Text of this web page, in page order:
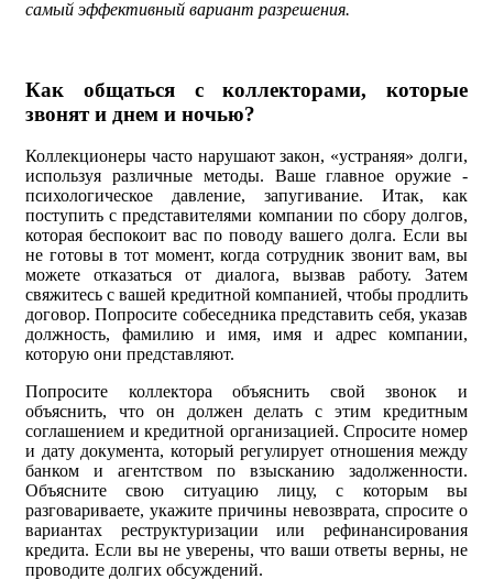
самый эффективный вариант разрешения.
Как общаться с коллекторами, которые
звонят и днем и ночью?
Коллекционеры часто нарушают закон, «устраняя» долги,
используя различные методы. Ваше главное оружие -
психологическое давление, запугивание. Итак, как
поступить с представителями компании по сбору долгов,
которая беспокоит вас по поводу вашего долга. Если вы
не готовы в тот момент, когда сотрудник звонит вам, вы
можете отказаться от диалога, вызвав работу. Затем
свяжитесь с вашей кредитной компанией, чтобы продлить
договор. Попросите собеседника представить себя, указав
должность, фамилию и имя, имя и адрес компании,
которую они представляют.
Попросите коллектора объяснить свой звонок и
объяснить, что он должен делать с этим кредитным
соглашением и кредитной организацией. Спросите номер
и дату документа, который регулирует отношения между
банком и агентством по взысканию задолженности.
Объясните свою ситуацию лицу, с которым вы
разговариваете, укажите причины невозврата, спросите о
вариантах реструктуризации или рефинансирования
кредита. Если вы не уверены, что ваши ответы верны, не
проводите долгих обсуждений.